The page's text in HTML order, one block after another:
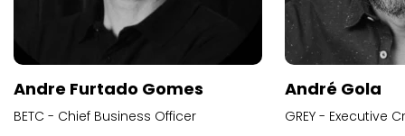
Andre Furtado Gomes
BETC - Chief Business Officer
André Gola
GREY - Executive